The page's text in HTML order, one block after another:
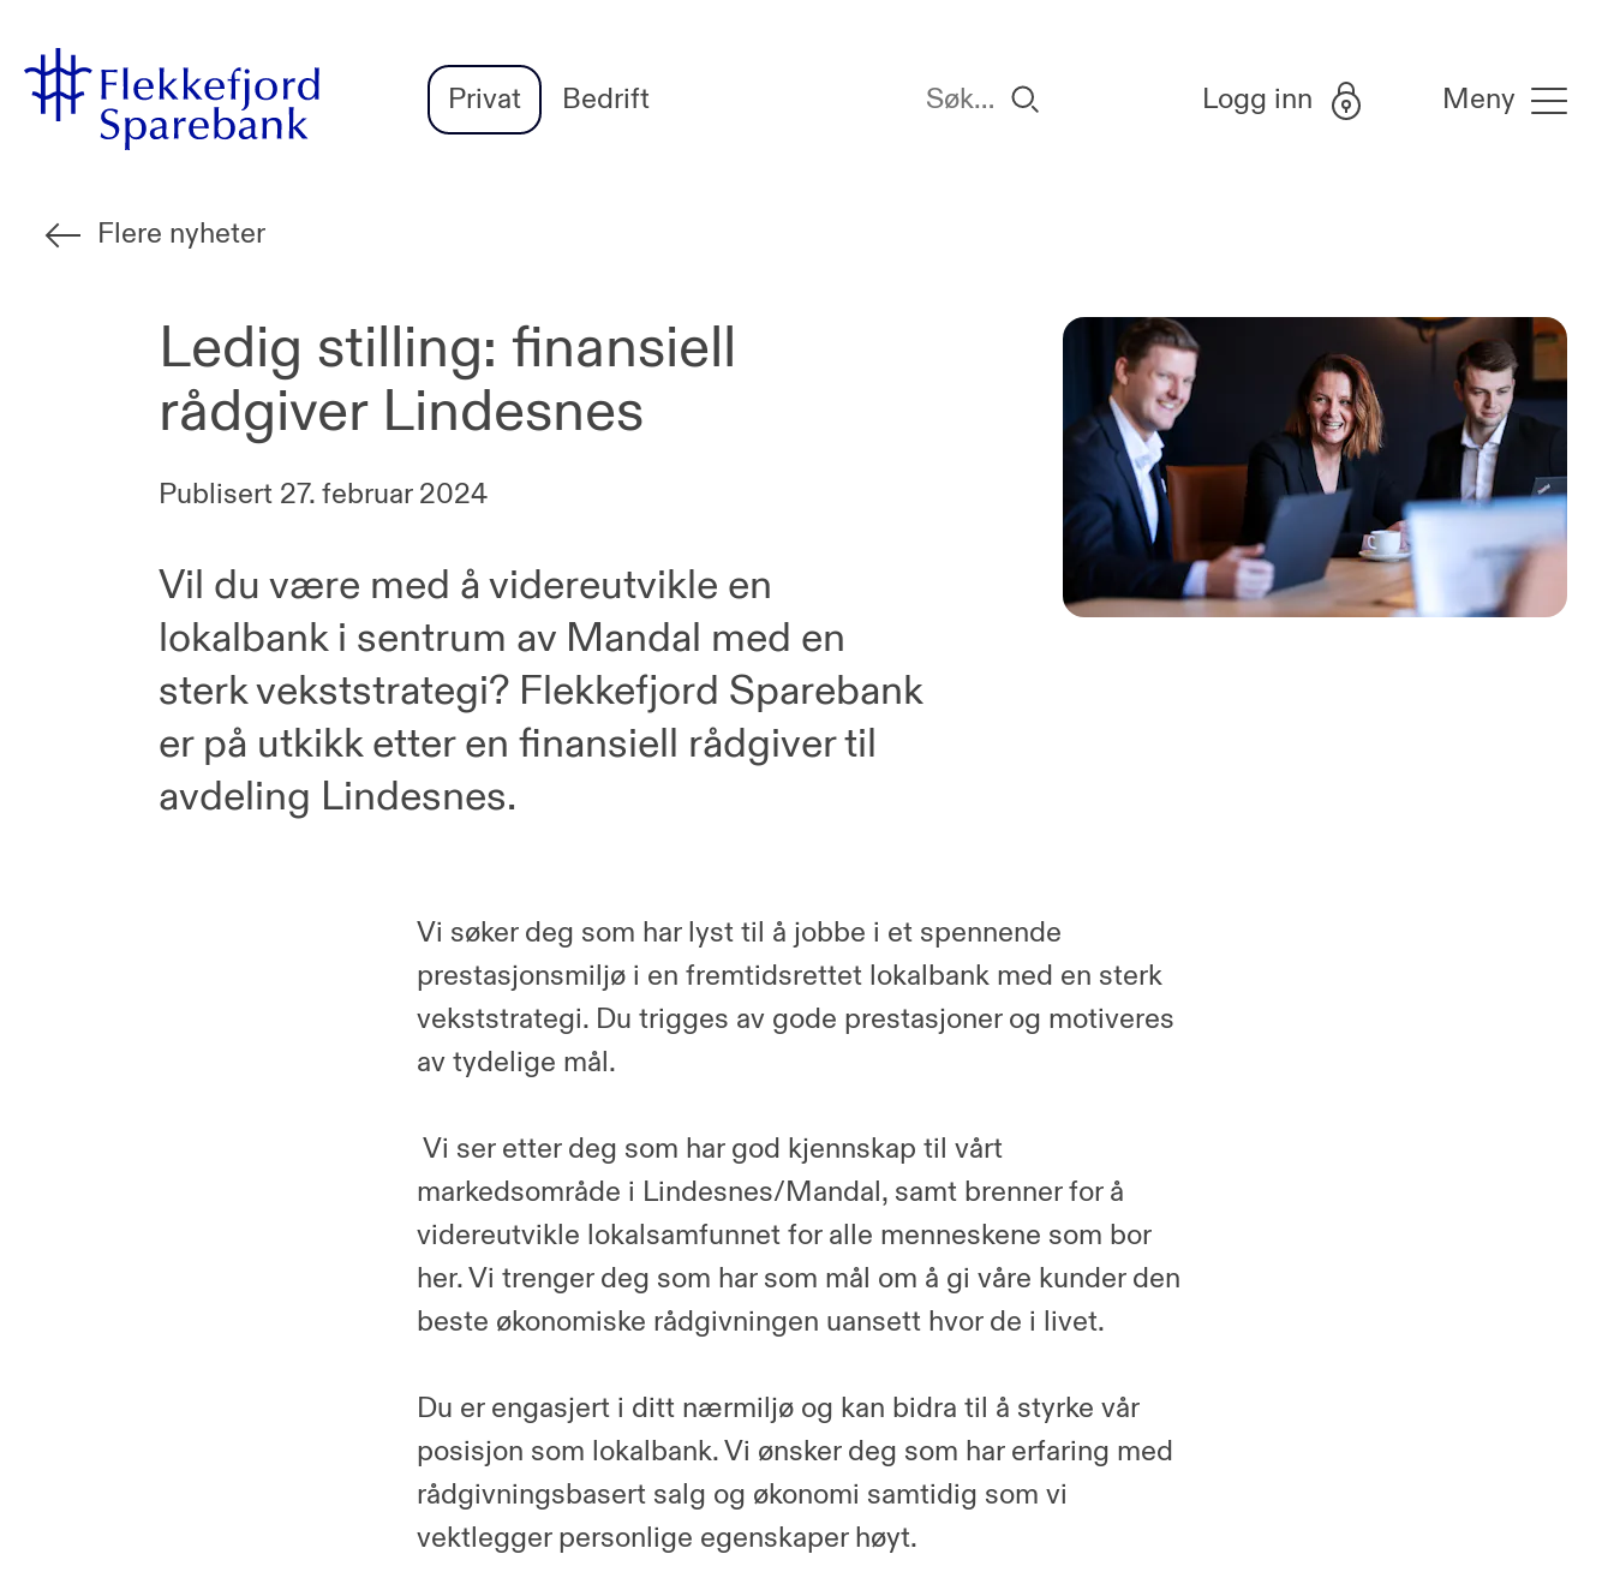
Sparebank
Privat
Bedrift Logg inn Meny
Flere nyheter
Ledig stilling: finansiell
rådgiver Lindesnes
Publisert 27. februar 2024
Vil du være med å videreutvikle en
lokalbank i sentrum av Mandal med en
sterk vekststrategi? Flekkefjord Sparebank
er på utkikk etter en finansiell rådgiver til
avdeling Lindesnes.
Vi søker deg som har lyst til å jobbe i et spennende
prestasjonsmiljø i en fremtidsrettet lokalbank med en sterk
vekststrategi. Du trigges av gode prestasjoner og motiveres
av tydelige mål.
Vi ser etter deg som har god kjennskap til vårt
markedsområde i Lindesnes/Mandal, samt brenner for å
videreutvikle lokalsamfunnet for alle menneskene som bor
her. Vi trenger deg som har som mål om å gi våre kunder den
beste økonomiske rådgivningen uansett hvor de i livet.
Du er engasjert i ditt nærmiljø og kan bidra til å styrke vår
posisjon som lokalbank. Vi ønsker deg som har erfaring med
rådgivningsbasert salg og økonomi samtidig som vi
vektlegger personlige egenskaper høyt.
Miljøfyrtårn-